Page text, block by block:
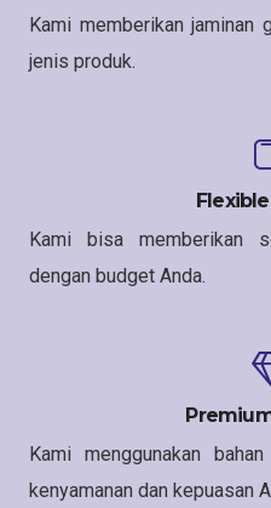
Kami memberikan jaminan
jenis produk.
Kami bisa memberikan
dengan budget Anda.
Kami menggunakan
kenyamanan dan kepuasan